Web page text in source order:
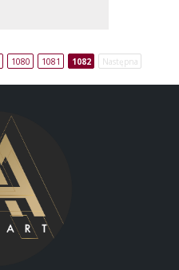
1080 1081 1082 Następna